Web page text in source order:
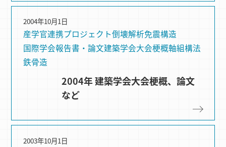
産学官連携プロジェクト倒壊解析免震構造
国際学会報告書・論文建築学会大会梗概軸組構法
鉄骨造
2004年10月1日
2004年 建築学会大会梗概、論文
など
2003年10月1日